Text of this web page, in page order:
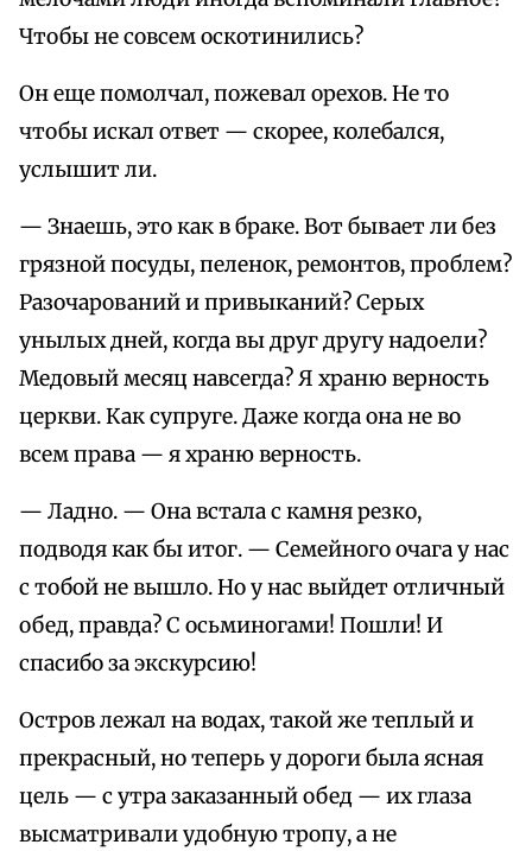
Чтобы не совсем оскотинились?
Он еще помолчал, пожевал орехов. Не то
чтобы искал ответ — скорее, колебался,
услышит ли.
— Знаешь, это как в браке. Вот бывает ли без
грязной посуды, пеленок, ремонтов, проблем?
Разочарований и привыканий? Серых
унылых дней, когда вы друг другу надоели?
Медовый месяц навсегда? Я храню верность
церкви. Как супруге. Даже когда она не во
всем права — я храню верность.
— Ладно. — Она встала с камня резко,
подводя как бы итог. — Семейного очага у нас
с тобой не вышло. Но у нас выйдет отличный
обед, правда? С осьминогами! Пошли! И
спасибо за экскурсию!
Остров лежал на водах, такой же теплый и
прекрасный, но теперь у дороги была ясная
цель — с утра заказанный обед — их глаза
высматривали удобную тропу, а не